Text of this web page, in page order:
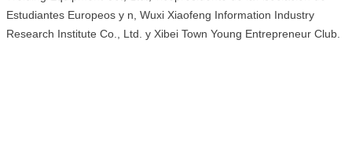
Estudiantes Europeos y n, Wuxi Xiaofeng Information Industry
Research Institute Co., Ltd. y Xibei Town Young Entrepreneur Club.